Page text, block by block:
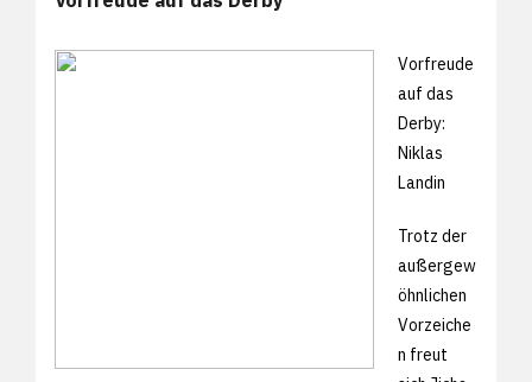
Vorfreude
auf das
Derby:
Niklas
Landin
Trotz der
außergew
öhnlichen
Vorzeiche
n freut